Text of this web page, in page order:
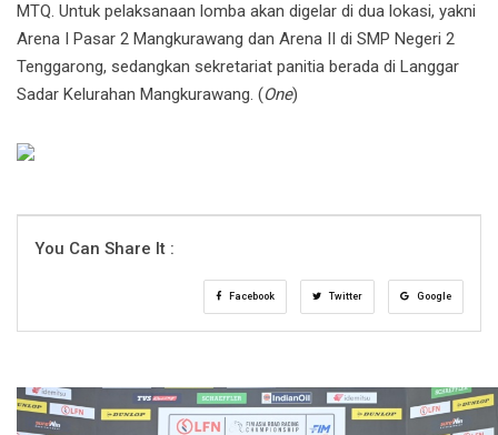
MTQ. Untuk pelaksanaan lomba akan digelar di dua lokasi, yakni
Arena I Pasar 2 Mangkurawang dan Arena II di SMP Negeri 2
Tenggarong, sedangkan sekretariat panitia berada di Langgar
Sadar Kelurahan Mangkurawang. (One)
You Can Share It :
Facebook Twitter Google